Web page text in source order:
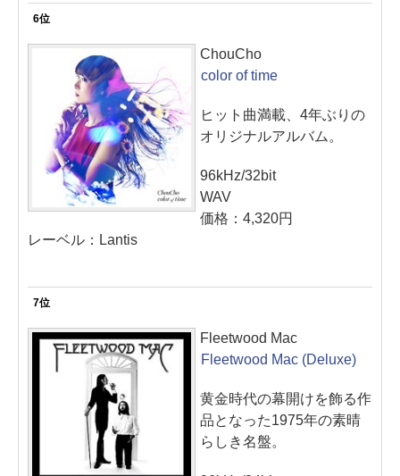
6位
ChouCho
color of time
ヒット曲満載、4年ぶりの
オリジナルアルバム。
96kHz/32bit
WAV
価格：4,320円
レーベル：Lantis
7位
Fleetwood Mac
Fleetwood Mac (Deluxe)
黄金時代の幕開けを飾る作
品となった1975年の素晴
らしき名盤。